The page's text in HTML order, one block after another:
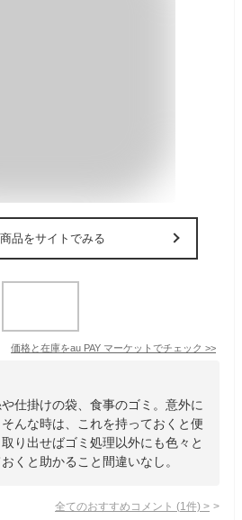
品をサイトでみる
価格と在庫をau PAY マーケット でチェック >>
仕掛けの袋、食事のゴミ。意外に
んな時は、これを持っておくと便
り出せばゴミ処理以外にも色々と
くと助かること間違いなし。
全てのおすすめコメント (1 件) >